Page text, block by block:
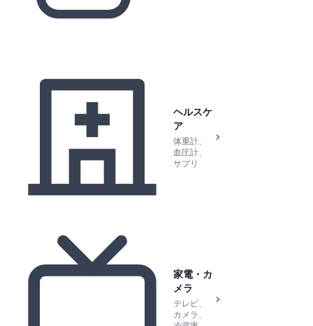
ヘルスケ
ア
体重計、
血圧計、
サプリ
家電・カ
メラ
テレビ、
カメラ、